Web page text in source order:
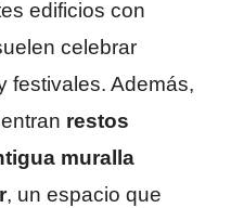
edificios con
celebrar
festivales. Además,
restos
muralla
, un espacio que